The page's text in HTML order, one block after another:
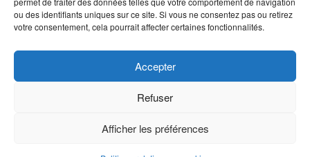
ou des identifiants uniques sur ce site. Si vous ne consentez pas ou retirez
votre consentement, cela pourrait affecter certaines fonctionnalités.
Accepter
Refuser
Afficher les préférences
BIC: KBC / KREDBEBB
Mentions légales|Avis de non-responsabilité
par e-mail|Conditions de vente
© LDA Belgium, tous droits réservés.